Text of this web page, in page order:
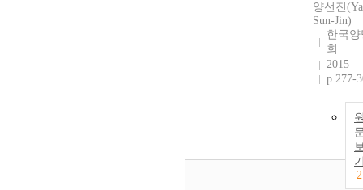
양선진
Sun-Jin)
한국
회
2015
p.277-
2